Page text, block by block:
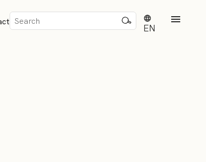
Sök
efter:
EN